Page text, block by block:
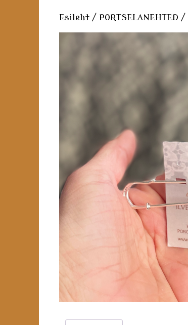
Esileht / PORTSELANEHTED /